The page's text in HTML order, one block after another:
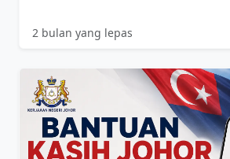
2 bulan yang lepas